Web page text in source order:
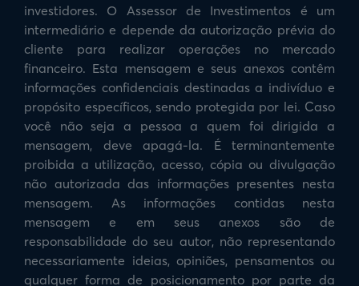
investidores. O Assessor de Investimentos é um
intermediário e depende da autorização prévia do
cliente para realizar operações no mercado
financeiro. Esta mensagem e seus anexos contêm
informações confidenciais destinadas a indivíduo e
propósito específicos, sendo protegida por lei. Caso
você não seja a pessoa a quem foi dirigida a
mensagem, deve apagá-la. É terminantemente
proibida a utilização, acesso, cópia ou divulgação
não autorizada das informações presentes nesta
mensagem. As informações contidas nesta
mensagem e em seus anexos são de
responsabilidade do seu autor, não representando
necessariamente ideias, opiniões, pensamentos ou
qualquer forma de posicionamento por parte da